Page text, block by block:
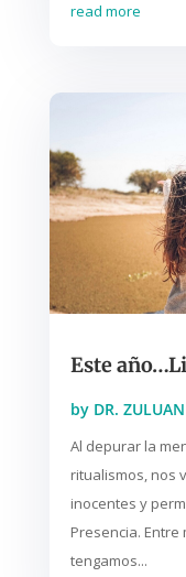
read more
Este
by DR.
Al depurar la
ritualismos, nos
inocentes y
Presencia.
tengamos...